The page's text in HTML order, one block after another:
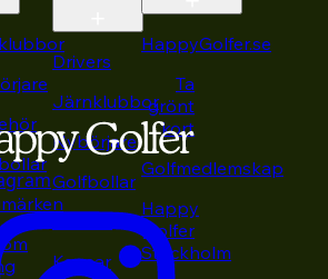
Drivers
Järnklubbor
Nybörjare
Golfbollar
Kepsar
HappyGolfer.se
Ta
grönt
kort
Golfmedlemskap
Happy
Golfer
Stockholm